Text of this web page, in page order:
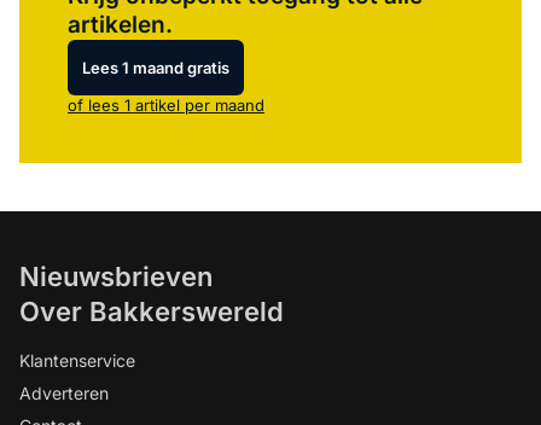
artikelen.
Lees 1 maand gratis
of lees 1 artikel per maand
Nieuwsbrieven
Over Bakkerswereld
Klantenservice
Adverteren